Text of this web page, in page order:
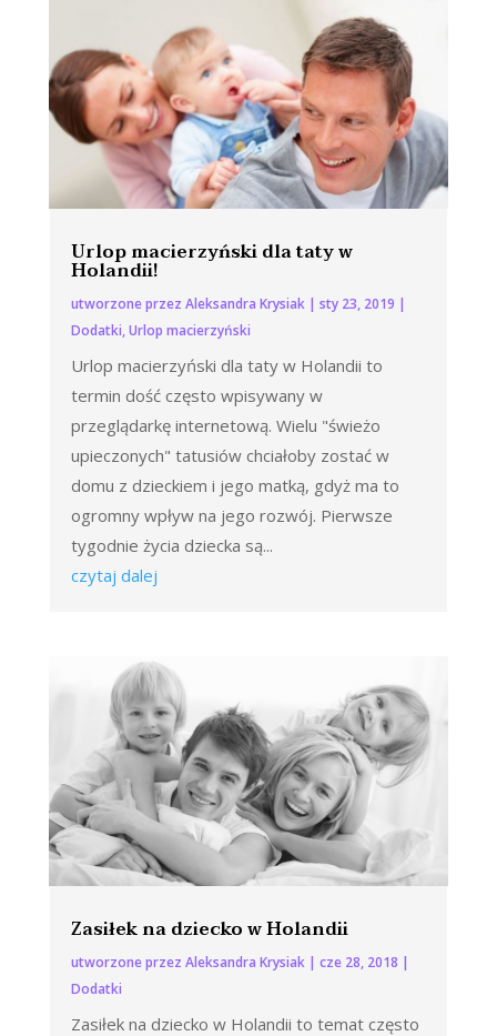
Urlop macierzyński dla taty w
Holandii!
utworzone przez Aleksandra Krysiak| sty 23, 2019 |
Dodatki,Urlop macierzyński
Urlop macierzyński dla taty w Holandii to
termin dość często wpisywany w
przeglądarkę internetową. Wielu "świeżo
upieczonych" tatusiów chciałoby zostać w
domu z dzieckiem i jego matką, gdyż ma to
ogromny wpływ na jego rozwój. Pierwsze
tygodnie życia dziecka są...
czytaj dalej
Zasiłek na dziecko w Holandii
utworzone przez Aleksandra Krysiak| cze 28, 2018 |
Dodatki
Zasiłek na dziecko w Holandii to temat często